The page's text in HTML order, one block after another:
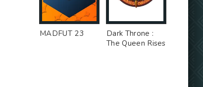
MADFUT 23
Dark Throne :
The Queen Rises